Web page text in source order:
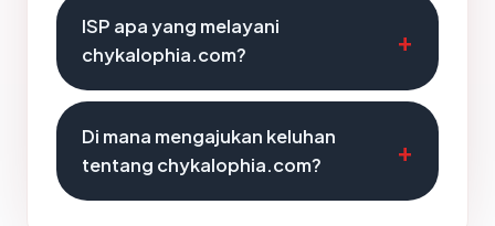
ISP apa yang melayani
chykalophia.com?
Di mana mengajukan keluhan
tentang chykalophia.com?